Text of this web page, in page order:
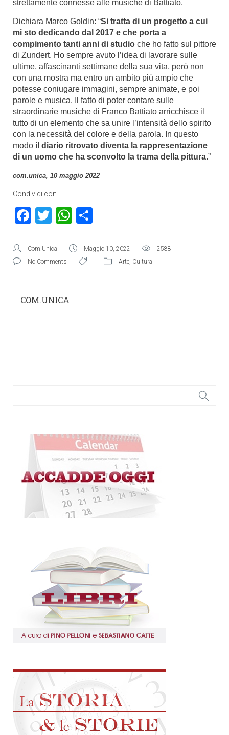
strettamente connesse alle musiche di Battiato.
Dichiara Marco Goldin: “Si tratta di un progetto a cui
mi sto dedicando dal 2017 e che porta a
compimento tanti anni di studio che ho fatto sul pittore
di Zundert. Ho sempre avuto l’idea di lavorare sulle
ultime, affascinanti settimane della sua vita, però non
con una mostra ma entro un ambito più ampio che
potesse coniugare immagini, sempre animate, e poi
parole e musica. Il fatto di poter contare sulle
straordinarie musiche di Franco Battiato arricchisce il
tutto di un elemento che sa unire l’intensità dello spirito
con la necessità del colore e della parola. In questo
modo il diario ritrovato diventa la rappresentazione
di un uomo che ha sconvolto la trama della pittura.”
com.unica, 10 maggio 2022
Condividi con
Facebook
TwitterWhatsApp
Com.Unica Maggio 10, 2022
2588
No Comments
Arte, Cultura
COM.UNICA